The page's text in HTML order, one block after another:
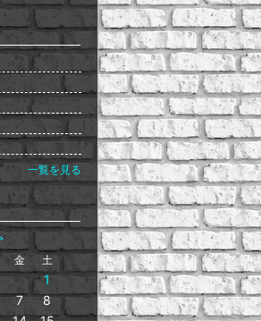
一覧を見る
金 土
1
7
8